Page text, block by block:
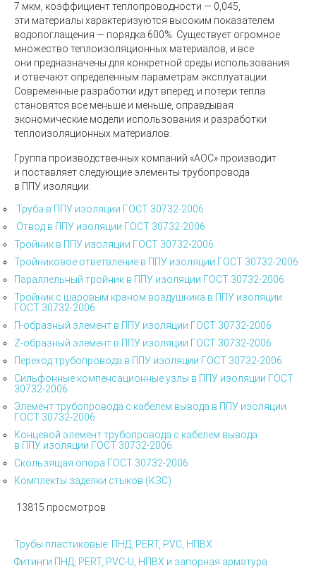
7 мкм, коэффициент теплопроводности — 0,045,
эти материалы характеризуются высоким показателем
водопоглащения — порядка 600%. Существует огромное
множество теплоизоляционных материалов, и все
они предназначены для конкретной среды использования
и отвечают определенным параметрам эксплуатации.
Современные разработки идут вперед, и потери тепла
становятся все меньше и меньше, оправдывая
экономические модели использования и разработки
теплоизоляционных материалов.
Группа производственных компаний «АОС» производит
и поставляет следующие элементы трубопровода
в ППУ изоляции:
Труба в ППУ изоляции ГОСТ 30732-2006
Отвод в ППУ изоляции ГОСТ 30732-2006
Тройник в ППУ изоляции ГОСТ 30732-2006
Тройниковое ответвление в ППУ изоляции ГОСТ 30732-2006
Параллельный тройник в ППУ изоляции ГОСТ 30732-2006
Тройник с шаровым краном воздушника в ППУ изоляции
ГОСТ 30732-2006
П-образный элемент в ППУ изоляции ГОСТ 30732-2006
Z-образный элемент в ППУ изоляции ГОСТ 30732-2006
Переход трубопровода в ППУ изоляции ГОСТ 30732-2006
Сильфонные компенсационные узлы в ППУ изоляции ГОСТ
30732-2006
Элемент трубопровода с кабелем вывода в ППУ изоляции
ГОСТ 30732-2006
Концевой элемент трубопровода с кабелем вывода
в ППУ изоляции ГОСТ 30732-2006
Скользящая опора ГОСТ 30732-2006
Комплекты заделки стыков (КЗС)
13815 просмотров
Трубы пластиковые: ПНД, PERT, PVC, НПВХ
Фитинги ПНД, PERT, PVC-U, НПВХ и запорная арматура